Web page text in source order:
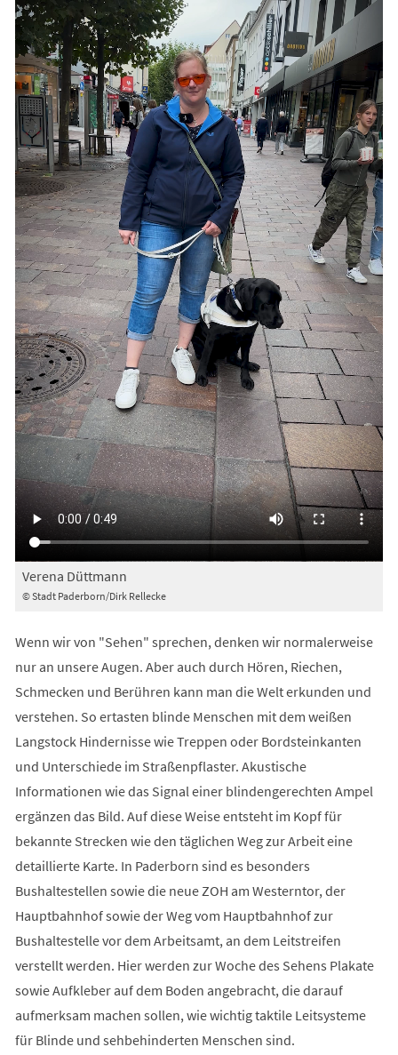
© Stadt Paderborn/Dirk Rellecke
Verena Düttmann
Wenn wir von "Sehen" sprechen, denken wir normalerweise
nur an unsere Augen. Aber auch durch Hören, Riechen,
Schmecken und Berühren kann man die Welt erkunden und
verstehen. So ertasten blinde Menschen mit dem weißen
Langstock Hindernisse wie Treppen oder Bordsteinkanten
und Unterschiede im Straßenpflaster. Akustische
Informationen wie das Signal einer blindengerechten Ampel
ergänzen das Bild. Auf diese Weise entsteht im Kopf für
bekannte Strecken wie den täglichen Weg zur Arbeit eine
detaillierte Karte. In Paderborn sind es besonders
Bushaltestellen sowie die neue ZOH am Westerntor, der
Hauptbahnhof sowie der Weg vom Hauptbahnhof zur
Bushaltestelle vor dem Arbeitsamt, an dem Leitstreifen
verstellt werden. Hier werden zur Woche des Sehens Plakate
sowie Aufkleber auf dem Boden angebracht, die darauf
aufmerksam machen sollen, wie wichtig taktile Leitsysteme
für Blinde und sehbehinderten Menschen sind.